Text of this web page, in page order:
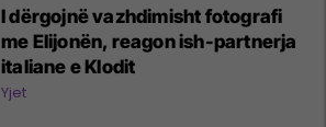
I dërgojnë vazhdimisht fotografi
me Elijonën, reagon ish-partnerja
italiane e Klodit
Yjet